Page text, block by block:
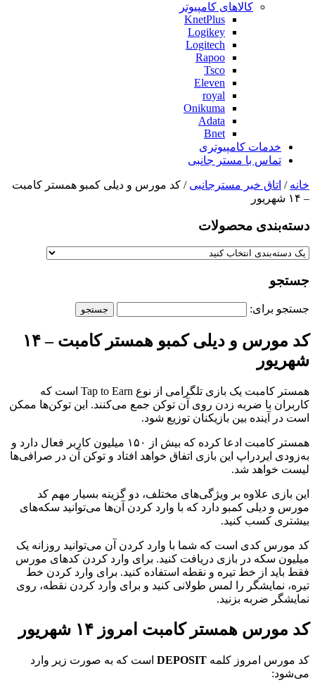
کالاهای کامپیوتر
KnetPlus
Logikey
Logitech
Rapoo
Tsco
Eleven
royal
Onikuma
Adata
Bnet
خدمات کامپیوتری
تماس با مستر جانبی
خانه / اتاق خبر مسترجانبی / کد مورس و دیلی کمبو همستر کامبت
– ۱۴ شهریور
دسته‌بندی‌ محصولات
جستجو
جستجو برای:
کد مورس و دیلی کمبو همستر کامبت – ۱۴
شهریور
همستر کامبت یک بازی تلگرامی از نوع Tap to Earn است که
کاربران با ضربه زدن روی آن توکن جمع می‌کنند. این توکن‌ها ممکن
است در آینده بین بازیکنان توزیع شود.
همستر کامبت ادعا کرده که بیش از ۱۵۰ میلیون کاربر فعال دارد و
به‌زودی ایردراپ این بازی اتفاق خواهد افتاد و توکن آن در صرافی‌ها
لیست خواهد شد.
این بازی علاوه بر ویژگی‌های مختلف، دو گزینه بسیار مهم کد
مورس و دیلی کمبو دارد که با وارد کردن آن‌ها می‌توانید سکه‌های
بیشتری کسب کنید.
کد مورس کدی است که شما با وارد کردن آن می‌توانید روزانه یک
میلیون سکه‌ در بازی دریافت کنید. برای وارد کردن کدهای مورس
فقط باید از خط تیره و نقطه استفاده کنید. برای وارد کردن خط‌
تیره، نمایشگر را لمس طولانی کنید و برای وارد کردن نقطه، روی
نمایشگر ضربه‌ بزنید.
کد مورس همستر کامبت امروز ۱۴ شهریور
کد مورس امروز کلمه DEPOSIT است که به صورت زیر وارد
می‌شود: